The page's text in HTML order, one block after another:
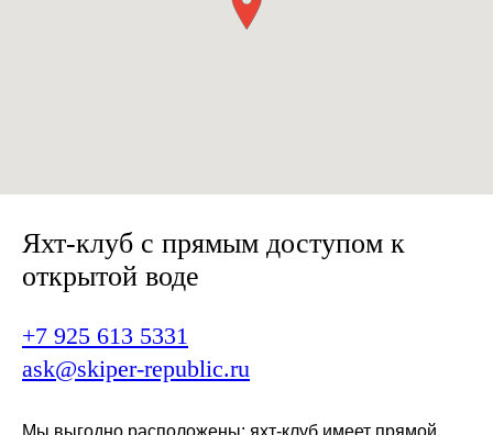
Яхт-клуб с прямым доступом к
открытой воде
+7 925 613 5331
ask@skiper-republic.ru